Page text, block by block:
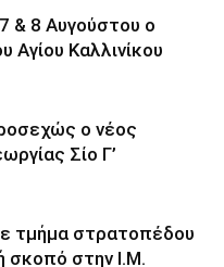
& 8 Αυγούστου ο
Αγίου Καλλινίκου
ο νέος
Σίο Γ’
τμήμα στρατοπέδου
σκοπό στην Ι.Μ.